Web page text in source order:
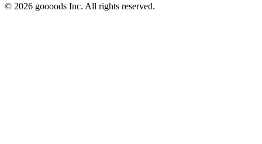
© 2026 goooods Inc. All rights reserved.